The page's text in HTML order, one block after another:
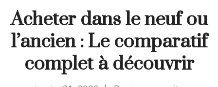
Acheter dans le neuf ou
l’ancien : Le comparatif
complet à découvrir